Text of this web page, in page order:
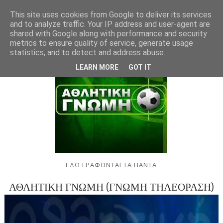
ΕΔΩ ΓΡΑΦΟΝΤΑΙ ΤΑ ΠΑΝΤΑ
ΑΘΛΗΤΙΚΗ ΓΝΩΜΗ (ΓΝΩΜΗ ΤΗΛΕΟΡΑΣΗ)
This site uses cookies from Google to deliver its services
and to analyze traffic. Your IP address and user-agent are
shared with Google along with performance and security
metrics to ensure quality of service, generate usage
statistics, and to detect and address abuse.
LEARN MORE GOT IT